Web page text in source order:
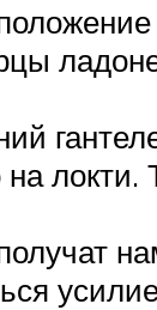
локти.